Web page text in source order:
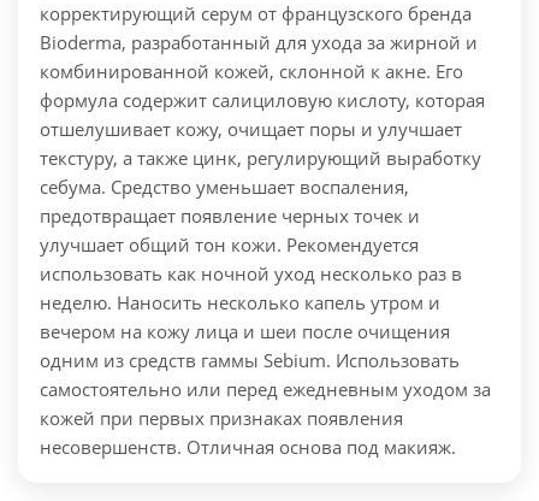
корректирующий серум от французского бренда
Bioderma, разработанный для ухода за жирной и
комбинированной кожей, склонной к акне. Его
формула содержит салициловую кислоту, которая
отшелушивает кожу, очищает поры и улучшает
текстуру, а также цинк, регулирующий выработку
себума. Средство уменьшает воспаления,
предотвращает появление черных точек и
улучшает общий тон кожи. Рекомендуется
использовать как ночной уход несколько раз в
неделю. Наносить несколько капель утром и
вечером на кожу лица и шеи после очищения
одним из средств гаммы Sebium. Использовать
самостоятельно или перед ежедневным уходом за
кожей при первых признаках появления
несовершенств. Отличная основа под макияж.